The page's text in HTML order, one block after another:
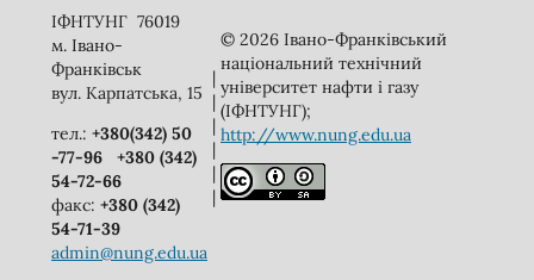
ІФНТУНГ 76019
м. Івано-
Франківськ
вул. Карпатська, 15
тел.: +380(342) 50
-77-96
+380 (342)
54-72-66
факс: +380 (342)
54-71-39
admin@nung.edu.ua
|
|
|
|
|
|
© 2026 Івано-Франківський
національний технічний
університет нафти і газу
(ІФНТУНГ);
http://www.nung.edu.ua